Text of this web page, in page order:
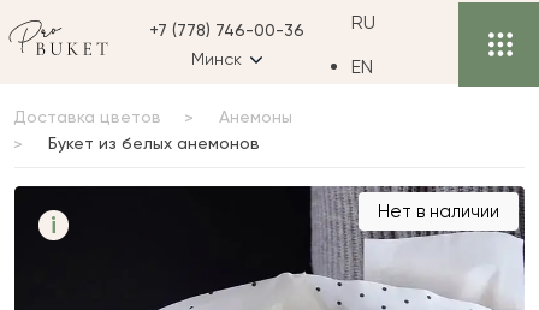
+7 (778) 746-00-36
Минск
RU
EN
Доставка цветов
Анемоны
Букет из белых анемонов
i
из белых
Нет в наличии